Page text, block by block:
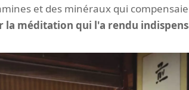
et des minéraux qui
la méditation qui l'a rendu